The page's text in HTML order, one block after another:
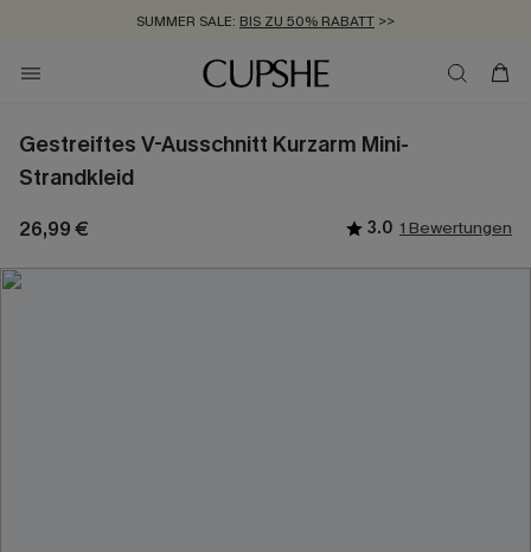
SUMMER SALE: BIS ZU 50% RABATT >>
ZUM NEWSLETTER:BIS ZU -20% EXTRA ERHALTEN
KOSTENLOSER VERSAND AB 89 €
Gestreiftes V-Ausschnitt Kurzarm Mini-
Strandkleid
26,99 € 3.0 1 Bewertungen